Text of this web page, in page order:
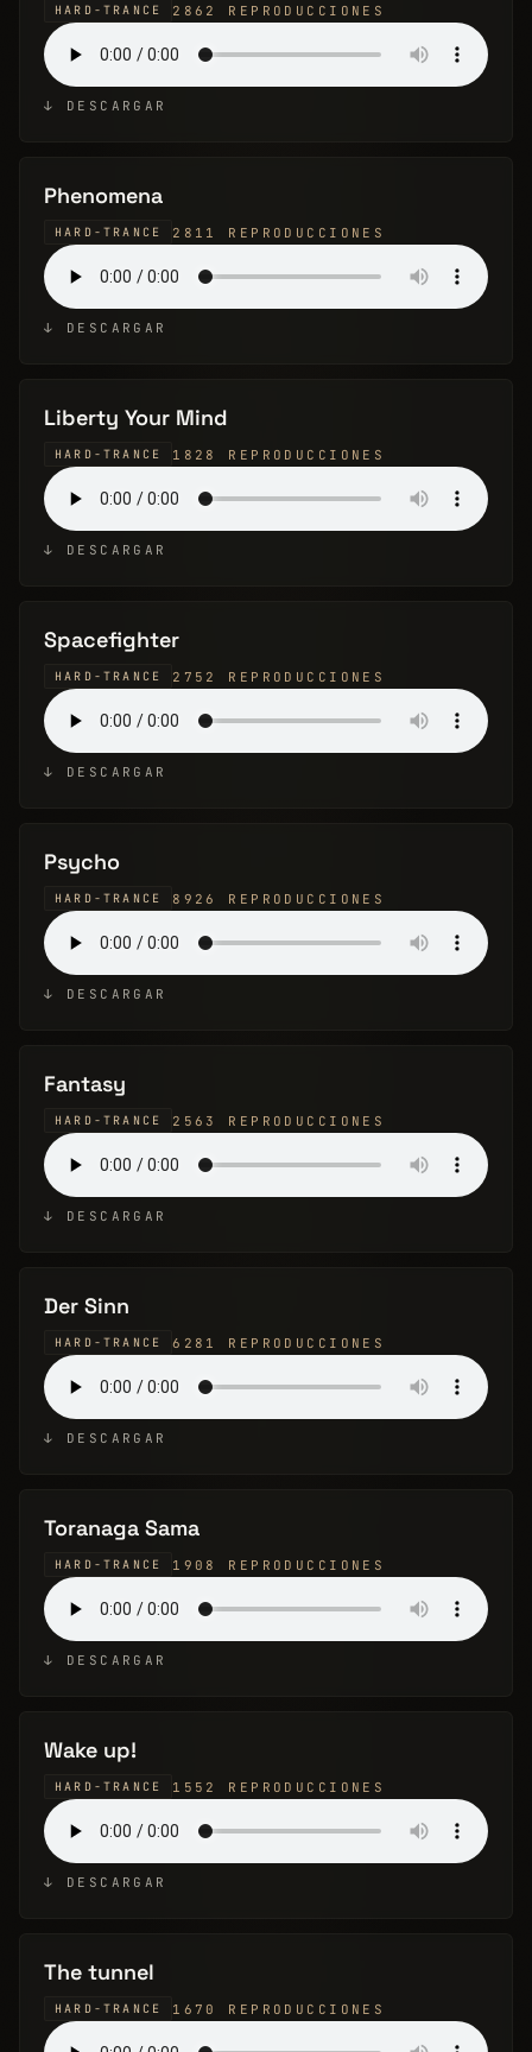
HARD-TRANCE 2862 REPRODUCCIONES
↓ DESCARGAR
Phenomena
HARD-TRANCE 2811 REPRODUCCIONES
↓ DESCARGAR
Liberty Your Mind
HARD-TRANCE 1828 REPRODUCCIONES
↓ DESCARGAR
Spacefighter
HARD-TRANCE 2752 REPRODUCCIONES
↓ DESCARGAR
Psycho
HARD-TRANCE 8926 REPRODUCCIONES
↓ DESCARGAR
Fantasy
HARD-TRANCE 2563 REPRODUCCIONES
↓ DESCARGAR
Der Sinn
HARD-TRANCE 6281 REPRODUCCIONES
↓ DESCARGAR
Toranaga Sama
HARD-TRANCE 1908 REPRODUCCIONES
↓ DESCARGAR
Wake up!
HARD-TRANCE 1552 REPRODUCCIONES
↓ DESCARGAR
The tunnel
HARD-TRANCE 1670 REPRODUCCIONES